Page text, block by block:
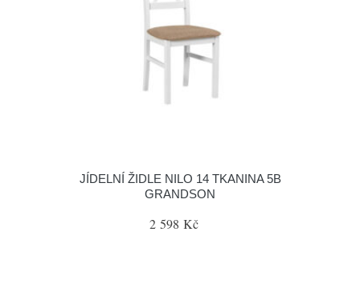
JÍDELNÍ ŽIDLE NILO 14 TKANINA 5B
GRANDSON
2 598 Kč